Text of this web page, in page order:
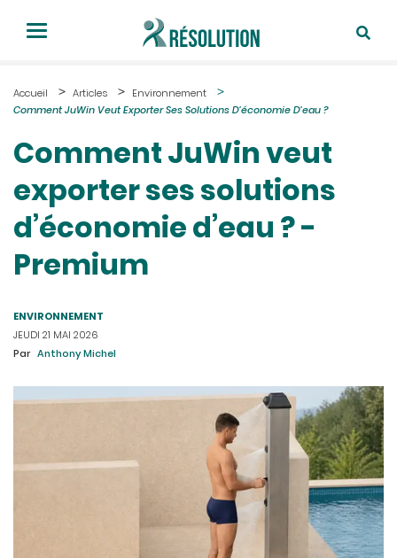
Accueil Articles
Environnement
Comment JuWin Veut Exporter Ses Solutions D’économie D’eau ?
Comment JuWin veut
exporter ses solutions
d’économie d’eau ? -
Premium
ENVIRONNEMENT
JEUDI 21 MAI 2026
Par Anthony Michel